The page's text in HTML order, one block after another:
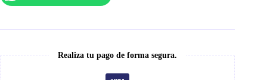
Realiza tu pago de forma segura.